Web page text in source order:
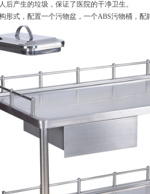
产生的垃圾，保证了医院的干净卫生。
形式，配置一个污物盆，一个ABS污物桶，配